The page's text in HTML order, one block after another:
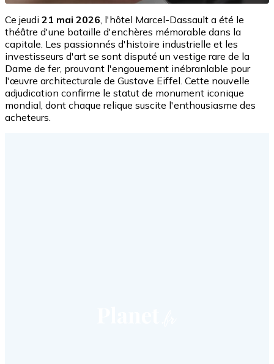
Ce jeudi 21 mai 2026 , l'hôtel Marcel-Dassault a été le
théâtre d'une bataille d'enchères mémorable dans la
capitale. Les passionnés d'histoire industrielle et les
investisseurs d'art se sont disputé un vestige rare de la
Dame de fer, prouvant l'engouement inébranlable pour
l'œuvre architecturale de Gustave Eiffel. Cette nouvelle
adjudication confirme le statut de monument iconique
mondial, dont chaque relique suscite l'enthousiasme des
acheteurs.